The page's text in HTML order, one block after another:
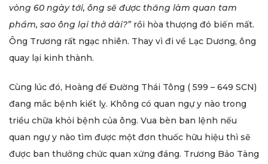
vòng 60 ngày tới, ông sẽ được thăng làm quan tam
phẩm, sao ông lại thở dài?” rồi hòa thượng đó biến mất.
Ông Trương rất ngạc nhiên. Thay vì đi về Lạc Dương, ông
quay lại kinh thành.
Cùng lúc đó, Hoàng đế Đường Thái Tông ( 599 – 649 SCN)
đang mắc bệnh kiết lỵ. Không có quan ngự y nào trong
triều chữa khỏi bệnh của ông. Vua bèn ban lệnh nếu
quan ngự y nào tìm được một đơn thuốc hữu hiệu thì sẽ
được ban thưởng chức quan xứng đáng. Trương Bảo Tàng